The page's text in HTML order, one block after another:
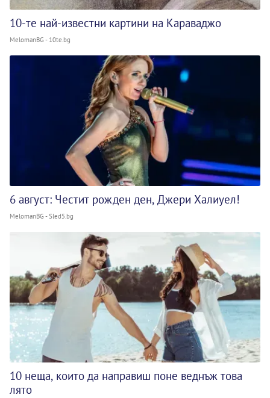
10-те най-известни картини на Караваджо
MelomanBG - 10te.bg
6 август: Честит рожден ден, Джери Халиуел!
MelomanBG - Sled5.bg
10 неща, които да направиш поне веднъж това
лято